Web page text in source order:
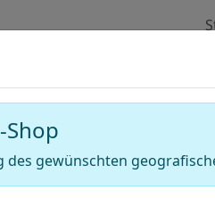
Adressen von
gewünschten